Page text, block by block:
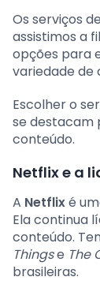
Os serviços
assistimos a
opções para
variedade de
Escolher o
se destacam
conteúdo.
Netflix e a
A Netflixé
Ela continua
conteúdo.
Thingse The
brasileiras.